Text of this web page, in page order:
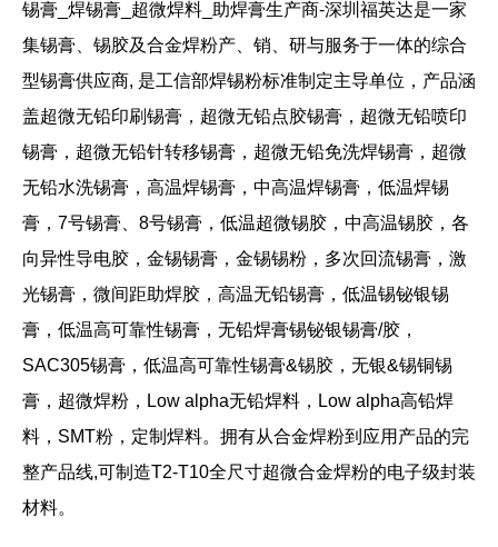
锡膏_焊锡膏_超微焊料_助焊膏生产商-深圳福英达是一家
集锡膏、锡胶及合金焊粉产、销、研与服务于一体的综合
型锡膏供应商, 是工信部焊锡粉标准制定主导单位，产品涵
盖超微无铅印刷锡膏，超微无铅点胶锡膏，超微无铅喷印
锡膏，超微无铅针转移锡膏，超微无铅免洗焊锡膏，超微
无铅水洗锡膏，高温焊锡膏，中高温焊锡膏，低温焊锡
膏，7号锡膏、8号锡膏，低温超微锡胶，中高温锡胶，各
向异性导电胶， 金锡锡膏 ，金锡锡粉，多次回流锡膏，激
光锡膏，微间距助焊胶，高温无铅锡膏，低温锡铋银锡
膏，低温高可靠性锡膏，无铅焊膏锡铋银锡膏/胶，
SAC305锡膏，低温高可靠性锡膏&锡胶，无银&锡铜锡
膏，超微焊粉，Low alpha无铅焊料，Low alpha高铅焊
料，SMT粉，定制焊料。拥有从合金焊粉到应用产品的完
整产品线,可制造T2-T10全尺寸超微合金焊粉的电子级封装
材料。